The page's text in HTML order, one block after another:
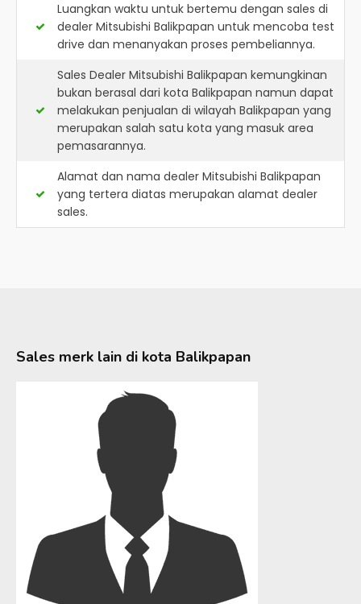
Luangkan waktu untuk bertemu dengan sales di
dealer Mitsubishi Balikpapan untuk mencoba test
drive dan menanyakan proses pembeliannya.
Sales Dealer Mitsubishi Balikpapan kemungkinan
bukan berasal dari kota Balikpapan namun dapat
melakukan penjualan di wilayah Balikpapan yang
merupakan salah satu kota yang masuk area
pemasarannya.
Alamat dan nama dealer Mitsubishi Balikpapan
yang tertera diatas merupakan alamat dealer
sales.
Sales merk lain di kota Balikpapan